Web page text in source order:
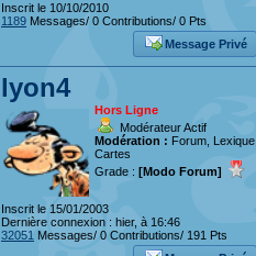
Inscrit le 10/10/2010
1189 Messages/ 0 Contributions/ 0 Pts
Message Privé
lyon4
Hors Ligne
Modérateur Actif
Modération : Forum, Lexique,
Cartes
Grade : [Modo Forum]
Inscrit le 15/01/2003
Dernière connexion : hier, à 16:46
32051 Messages/ 0 Contributions/ 191 Pts